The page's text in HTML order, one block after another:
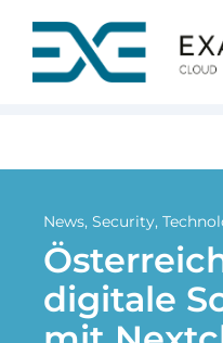
content
News, Security,
digitale